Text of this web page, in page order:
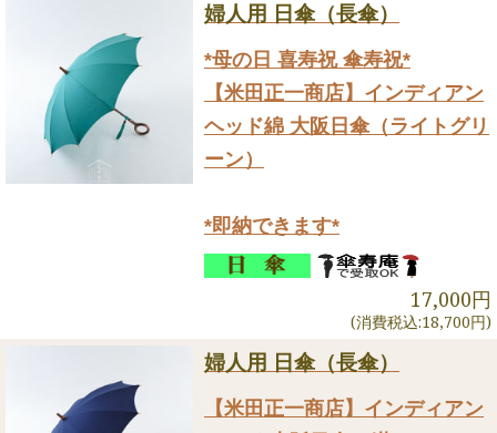
婦人用 日傘（長傘）
*母の日 喜寿祝 傘寿祝*
【米田正一商店】インディアン
ヘッド綿 大阪日傘（ライトグリ
ーン）
*即納できます*
17,000円
(消費税込:18,700円)
婦人用 日傘（長傘）
【米田正一商店】インディアン